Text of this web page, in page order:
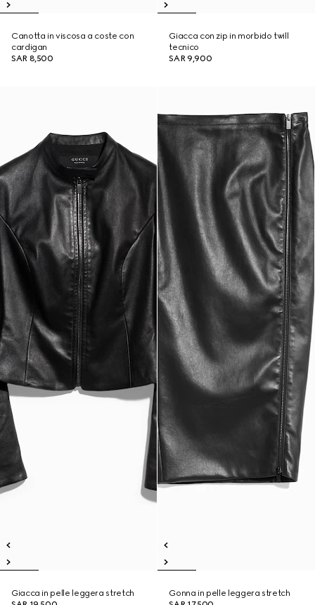
Canotta in viscosa a coste con
cardigan
SAR 8,500
Giacca con zip in morbido twill
tecnico
SAR 9,900
Giacca in pelle leggera stretch
Gonna in pelle leggera stretch